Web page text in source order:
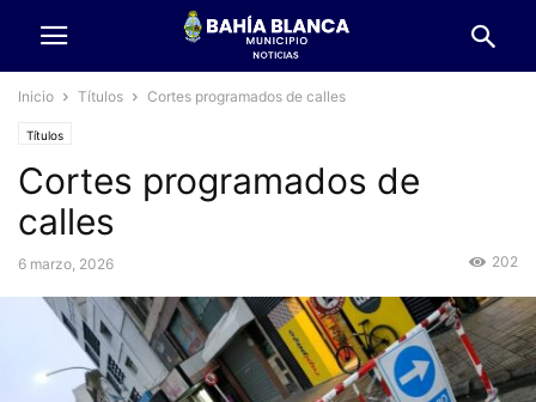
Inicio Títulos Cortes programados de calles
Títulos
Cortes programados de
calles
6 marzo, 2026 202